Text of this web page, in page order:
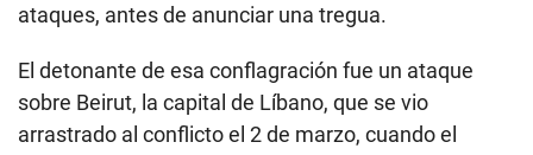
ataques, antes de anunciar una tregua.
El detonante de esa conflagración fue un ataque
sobre Beirut, la capital de Líbano, que se vio
arrastrado al conflicto el 2 de marzo, cuando el